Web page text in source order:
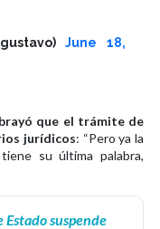
June 18,
que el trámite de
jurídicos: “Pero ya la
su última palabra,
Estado suspende